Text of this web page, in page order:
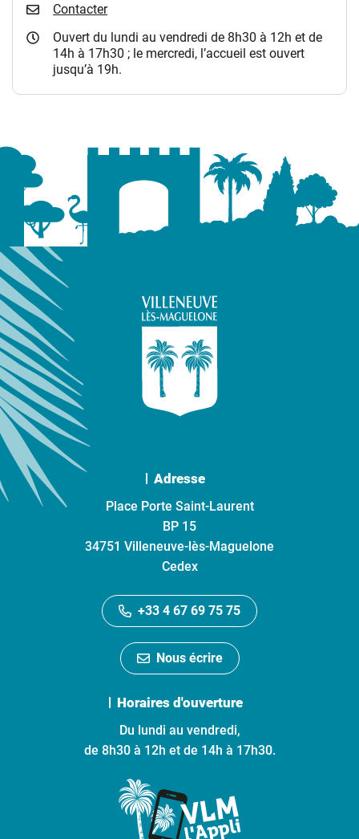
Contacter
Ouvert du lundi au vendredi de 8h30 à 12h et de
14h à 17h30 ; le mercredi, l’accueil est ouvert
jusqu’à 19h.
Adresse
Place Porte Saint-Laurent
BP 15
34751 Villeneuve-lès-Maguelone
Cedex
+33 4 67 69 75 75
Nous écrire
Horaires d'ouverture
Du lundi au vendredi,
de 8h30 à 12h et de 14h à 17h30.